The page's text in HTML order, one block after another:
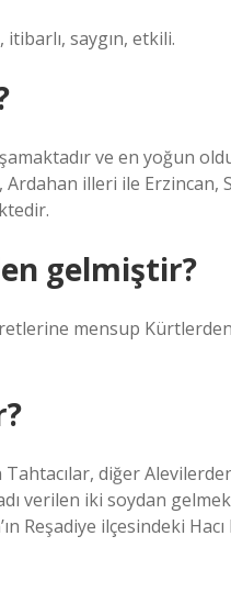
saygın, etkili.
ve en yoğun
illeri ile Erzincan,
gelmiştir?
mensup
diğer
verilen iki soydan
Reşadiye ilçesindeki Hacı